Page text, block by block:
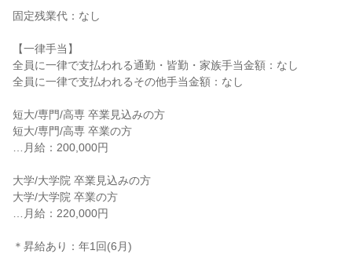
固定残業代：なし
【一律手当】
全員に一律で支払われる通勤・皆勤・家族手当金額：なし
全員に一律で支払われるその他手当金額：なし
短大/専門/高専 卒業見込みの方
短大/専門/高専 卒業の方
…月給：200,000円
大学/大学院 卒業見込みの方
大学/大学院 卒業の方
…月給：220,000円
＊昇給あり：年1回(6月)